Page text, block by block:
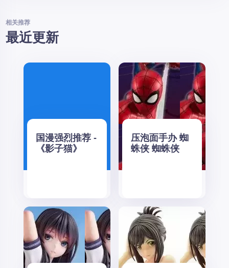
相关推荐
最近更新
国漫强烈推荐 -
《影子猫》
压泡面手办 蜘
蛛侠 蜘蛛侠